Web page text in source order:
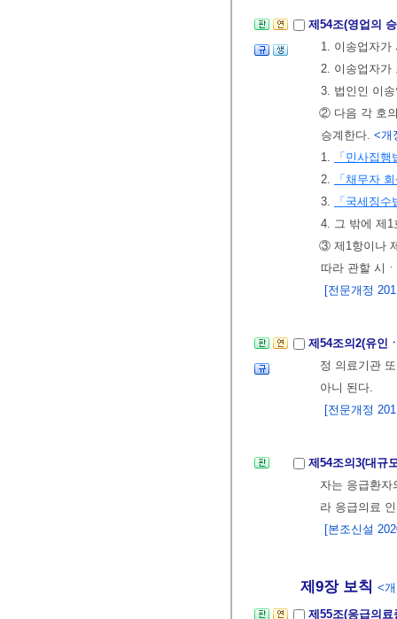
제54조(영업의
1. 이송업자가
2. 이송업자가
3. 법인인 이
② 다음 각 호
승계한다. <개
1.
「민사집행
2.
「채무자
3.
「국세징수
4. 그 밖에 제1
③ 제1항이나
따라 관할 시
[전문개정
제54조의2(유인
정 의료기관
아니 된다.
[전문개정
제54조의3(대규
자는 응급환
라 응급의료
[본조신설
제9장 보칙 <
제55조(응급의